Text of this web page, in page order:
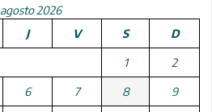
agosto 2026
J V S D
1 2
6 7 8 9